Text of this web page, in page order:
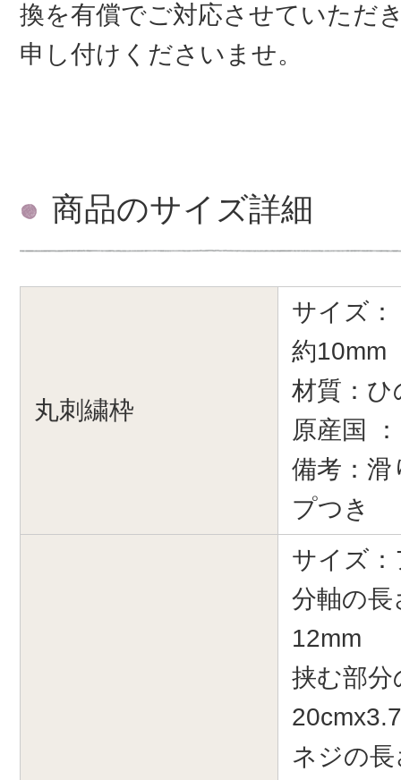
換を有償でご対応させていただ
申し付けくださいませ。
商品のサイズ詳細
丸刺繍枠
サイズ：
約10mm
材質：ひ
原産国
備考：滑
プつき
サイズ
分軸の長
12mm
挟む部分
ネジの